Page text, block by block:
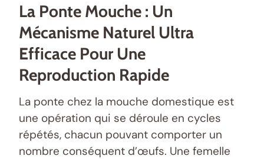
La Ponte Mouche : Un
Mécanisme Naturel Ultra
Efficace Pour Une
Reproduction Rapide
La ponte chez la mouche domestique est
une opération qui se déroule en cycles
répétés, chacun pouvant comporter un
nombre conséquent d’œufs. Une femelle